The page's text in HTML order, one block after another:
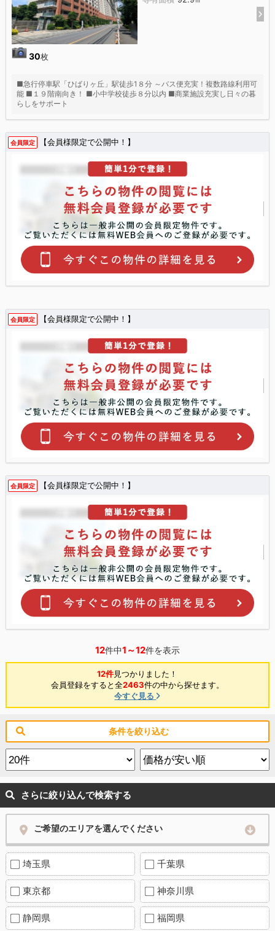
30枚
■急行停車駅「ひばりヶ丘」駅徒歩1８分 ～バス便充実！複数路線利用可
能 ■１９階南向き！ ■小中学校徒歩８分以内 ■商業施設充実し日々の暮
らしをサポート
会員限定 【会員様限定で公開中！】
会員限定 【会員様限定で公開中！】
会員限定 【会員様限定で公開中！】
12件中1～12件を表示
12件見つかりました！
会員登録をすると全2463件の中から探せます。
今すぐ見る
条件を絞り込む
さらに絞り込んで検索する
ご希望のエリアを選んでください
埼玉県 千葉県
東京都 神奈川県
静岡県 福岡県